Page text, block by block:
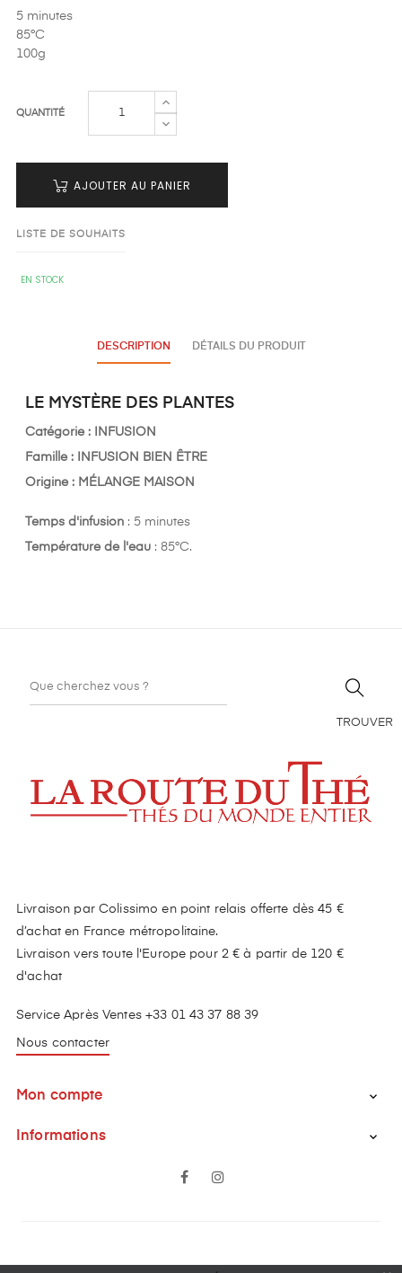
5 minutes
85°C
100g
QUANTITÉ
AJOUTER AU PANIER
LISTE DE SOUHAITS
EN STOCK
DESCRIPTION DÉTAILS DU PRODUIT
LE MYSTÈRE DES PLANTES
Catégorie : INFUSION
Famille : INFUSION BIEN ÊTRE
Origine : MÉLANGE MAISON
Temps d'infusion : 5 minutes
Température de l'eau : 85°C.
TROUVER
Livraison par Colissimo en point relais offerte dès 45 €
d’achat en France métropolitaine.
Livraison vers toute l'Europe pour 2 € à partir de 120 €
d'achat
Service Après Ventes +33 01 43 37 88 39
Nous contacter
Mon compte 
Informations 
Facebook